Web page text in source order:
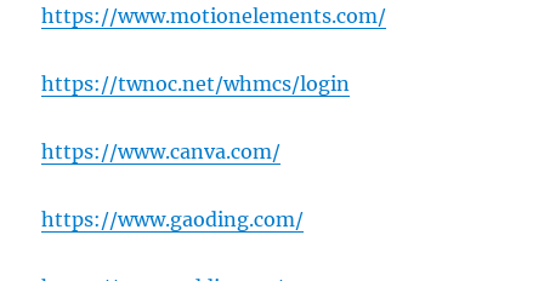
https://www.motionelements.com/
https://twnoc.net/whmcs/login
https://www.canva.com/
https://www.gaoding.com/